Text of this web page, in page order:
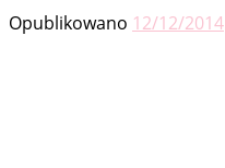
Opublikowano 12/12/2014